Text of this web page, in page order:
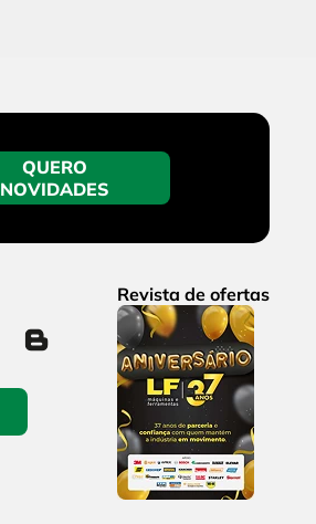
QUERO
NOVIDADES
Revista de ofertas